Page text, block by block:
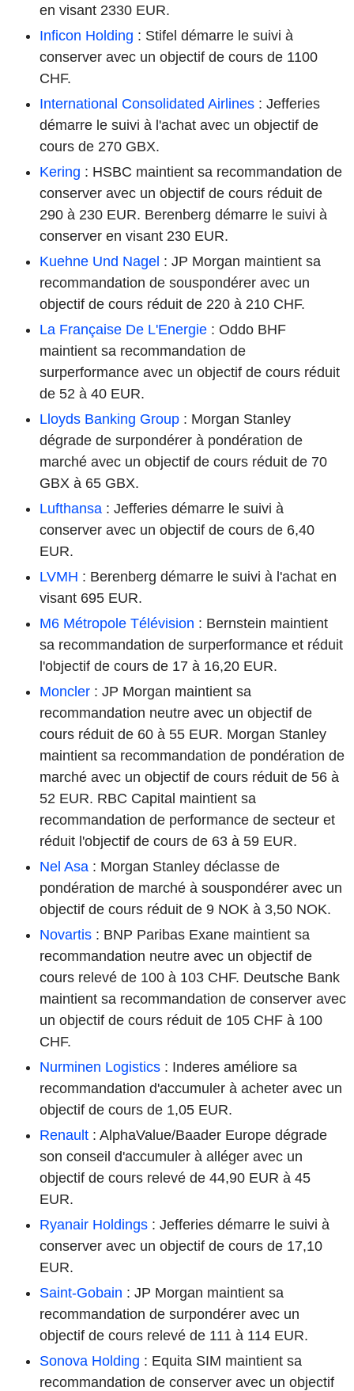
en visant 2330 EUR.
Inficon Holding : Stifel démarre le suivi à
conserver avec un objectif de cours de 1100
CHF.
International Consolidated Airlines : Jefferies
démarre le suivi à l'achat avec un objectif de
cours de 270 GBX.
Kering : HSBC maintient sa recommandation de
conserver avec un objectif de cours réduit de
290 à 230 EUR. Berenberg démarre le suivi à
conserver en visant 230 EUR.
Kuehne Und Nagel : JP Morgan maintient sa
recommandation de souspondérer avec un
objectif de cours réduit de 220 à 210 CHF.
La Française De L'Energie : Oddo BHF
maintient sa recommandation de
surperformance avec un objectif de cours réduit
de 52 à 40 EUR.
Lloyds Banking Group : Morgan Stanley
dégrade de surpondérer à pondération de
marché avec un objectif de cours réduit de 70
GBX à 65 GBX.
Lufthansa : Jefferies démarre le suivi à
conserver avec un objectif de cours de 6,40
EUR.
LVMH : Berenberg démarre le suivi à l'achat en
visant 695 EUR.
M6 Métropole Télévision : Bernstein maintient
sa recommandation de surperformance et réduit
l'objectif de cours de 17 à 16,20 EUR.
Moncler : JP Morgan maintient sa
recommandation neutre avec un objectif de
cours réduit de 60 à 55 EUR. Morgan Stanley
maintient sa recommandation de pondération de
marché avec un objectif de cours réduit de 56 à
52 EUR. RBC Capital maintient sa
recommandation de performance de secteur et
réduit l'objectif de cours de 63 à 59 EUR.
Nel Asa : Morgan Stanley déclasse de
pondération de marché à souspondérer avec un
objectif de cours réduit de 9 NOK à 3,50 NOK.
Novartis : BNP Paribas Exane maintient sa
recommandation neutre avec un objectif de
cours relevé de 100 à 103 CHF. Deutsche Bank
maintient sa recommandation de conserver avec
un objectif de cours réduit de 105 CHF à 100
CHF.
Nurminen Logistics : Inderes améliore sa
recommandation d'accumuler à acheter avec un
objectif de cours de 1,05 EUR.
Renault : AlphaValue/Baader Europe dégrade
son conseil d'accumuler à alléger avec un
objectif de cours relevé de 44,90 EUR à 45
EUR.
Ryanair Holdings : Jefferies démarre le suivi à
conserver avec un objectif de cours de 17,10
EUR.
Saint-Gobain : JP Morgan maintient sa
recommandation de surpondérer avec un
objectif de cours relevé de 111 à 114 EUR.
Sonova Holding : Equita SIM maintient sa
recommandation de conserver avec un objectif